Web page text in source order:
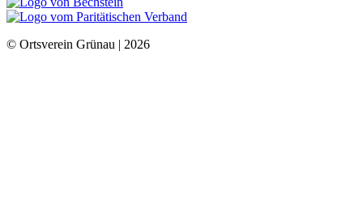
© Ortsverein Grünau | 2026